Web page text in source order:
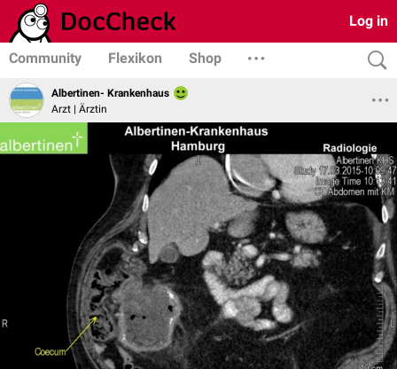
Log in
Community Flexikon Shop
Albertinen- Krankenhaus
Arzt | Ärztin